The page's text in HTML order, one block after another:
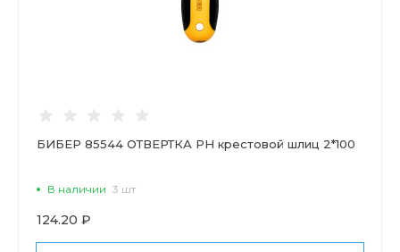
БИБЕР 85544 ОТВЕРТКА PH крестовой шлиц 2*100
В наличии 3 шт
124.20 ₽